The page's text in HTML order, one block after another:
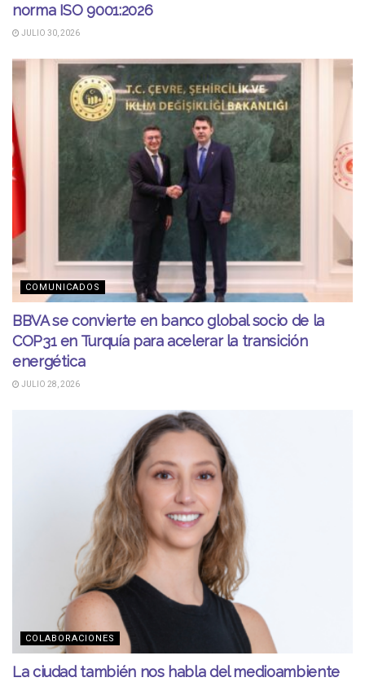
norma ISO 9001:2026
JULIO 30, 2026
COMUNICADOS
BBVA se convierte en banco global socio de la
COP31 en Turquía para acelerar la transición
energética
JULIO 28, 2026
COLABORACIONES
La ciudad también nos habla del medioambiente